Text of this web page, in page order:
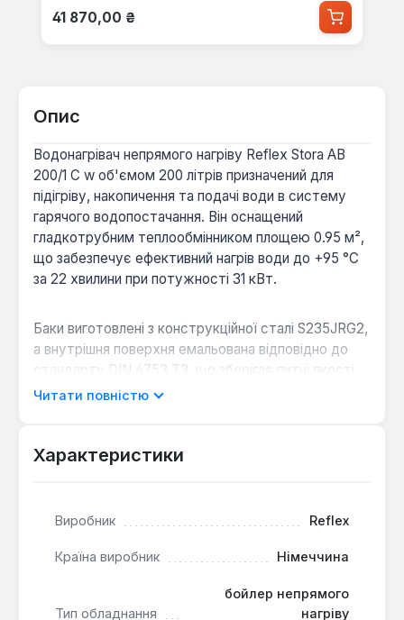
Звичайна ціна:
41 870,00 ₴
Опис
Водонагрівач непрямого нагріву Reflex Stora AB
200/1 C w об'ємом 200 літрів призначений для
підігріву, накопичення та подачі води в систему
гарячого водопостачання. Він оснащений
гладкотрубним теплообмінником площею 0.95 м²,
що забезпечує ефективний нагрів води до +95 °С
за 22 хвилини при потужності 31 кВт.
Баки виготовлені з конструкційної сталі S235JRG2,
а внутрішня поверхня емальована відповідно до
стандарту DIN 4753 Т3, що зберігає питні якості
води та забезпечує гігієнічність. Зовнішня сторона
втрат тепла. Для додаткового захисту від корозії
Ефективний непрямий нагрів: Оптимально
газовими котлами та іншими
низькотемпературними системами опалення.
Висока гігієнічність води:
Емальоване
Читати повністю
Характеристики
Виробник Reflex
Країна виробник Німеччина
Тип обладнання
бойлер непрямого
нагріву